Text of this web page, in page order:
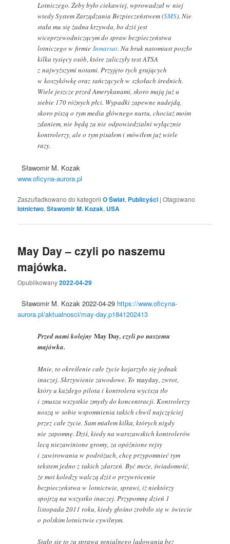
Lotniczego. Żeby było ciekawiej, wprowadzał w niej
wtedy System Zarządzania Bezpieczeństwem (SMS). Nie
stała mu się żadna krzywda, bo dziś jest
wiceprzewodniczącym do spraw bezpieczeństwa
lotniczego w firmieInmarsat. Na bruk natomiast poszło
kilka tysięcy osób, które zaliczyły test ATSA
z najwyższymi notami. Przyjęto tych grających
w koszykówkę oraz tańczących w szkołach średnich.
Wiele jeszcze przed Amerykanami, skoro mają już u
siebie 170 różnych płci. Wypadki zapewne nadejdą,
skoro piszą o tym media głównego nurtu, chociaż moim
zdaniem, nie będą za nie odpowiedzialni wyłącznie
kontrolerzy, ale o tym pisałem i mówiłem już wiele
razy.
Sławomir M. Kozak
www.oficyna-aurora.pl
Zaszufladkowano do kategorii O Świat, Publicyści |Otagowano
lotnictwo,Sławomir M. Kozak, USA
May Day – czyli po naszemu
majówka.
Opublikowany2022-04-29
Sławomir M. Kozak 2022-04-29 https://www.oficyna-
aurora.pl/aktualnosci/may-day,p1841202413
Przed nami kolejnyMay Day, czyli po naszemu
majówka.
Mnie, to określenie całe życie kojarzyło się jednak
inaczej. Skrzywienie zawodowe. Tomayday, zwrot,
który u każdego pilota i kontrolera wycisza tło
i zmusza wszystkie zmysły do koncentracji. Kontrolerzy
noszą w sobie wspomnienia takich chwil najczęściej
przez całe życie. Sam miałem kilka, których nigdy
nie zapomnę. Dziś, kiedy na warszawskich kontrolerów
lecą niezawinione gromy, za opóźnione rejsy
i zawirowania w podróżach, chcę przypomnieć tym
tekstem jedno z takich zdarzeń. Być może, świadomość,
że moi koledzy walczą dziś o przywrócenie
bezpieczeństwa w lotnictwie, sprawi, iż niektórzy
spojrzą na wszystko inaczej. Przypomnę dzień 1
listopada 2011 roku, kiedy głośno zrobiło się w świecie
o polskim lotnictwie cywilnym.
Stało się to za sprawą genialnego lądowania bez